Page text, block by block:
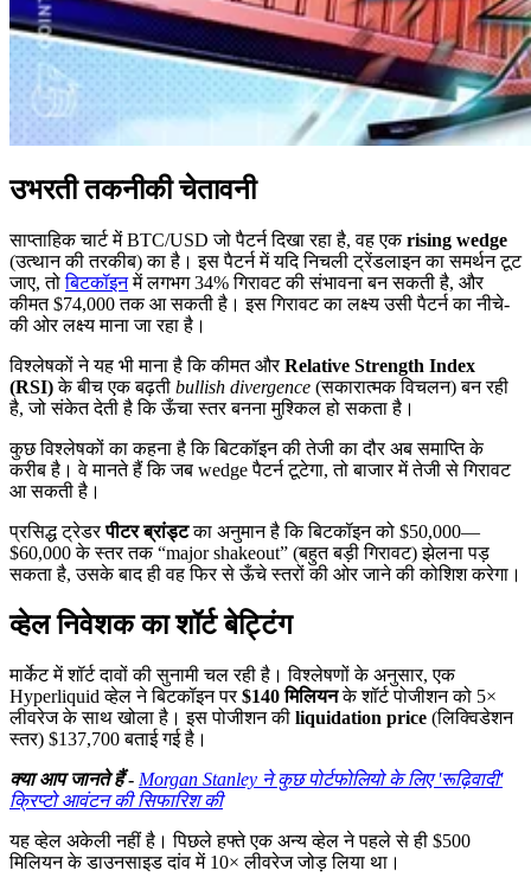
उभरती तकनीकी चेतावनी
साप्ताहिक चार्ट में BTC/USD जो पैटर्न दिखा रहा है, वह एकrising wedge
(उत्थान की तरकीब) का है। इस पैटर्न में यदि निचली ट्रेंडलाइन का समर्थन टूट
जाए, तोबिटकॉइनमें लगभग 34% गिरावट की संभावना बन सकती है, और
कीमत $74,000 तक आ सकती है। इस गिरावट का लक्ष्य उसी पैटर्न का नीचे-
की ओर लक्ष्य माना जा रहा है।
विश्लेषकों ने यह भी माना है कि कीमत औरRelative Strength Index
(RSI)के बीच एक बढ़ती bullish divergence (सकारात्मक विचलन) बन रही
है, जो संकेत देती है कि ऊँचा स्तर बनना मुश्किल हो सकता है।
कुछ विश्लेषकों का कहना है कि बिटकॉइन की तेजी का दौर अब समाप्ति के
करीब है। वे मानते हैं कि जब wedge पैटर्न टूटेगा, तो बाजार में तेजी से गिरावट
आ सकती है।
प्रसिद्ध ट्रेडरपीटर ब्रांड्टका अनुमान है कि बिटकॉइन को $50,000—
$60,000 के स्तर तक “major shakeout” (बहुत बड़ी गिरावट) झेलना पड़
सकता है, उसके बाद ही वह फिर से ऊँचे स्तरों की ओर जाने की कोशिश करेगा।
व्हेल निवेशक का शॉर्ट बेट्टिंग
मार्केट में शॉर्ट दावों की सुनामी चल रही है। विश्लेषणों के अनुसार, एक
Hyperliquid व्हेल ने बिटकॉइन पर$140 मिलियनके शॉर्ट पोजीशन को 5×
लीवरेज के साथ खोला है। इस पोजीशन की liquidation price (लिक्विडेशन
स्तर) $137,700 बताई गई है।
क्या आप जानते हैं- Morgan Stanley ने कुछ पोर्टफोलियो के लिए 'रूढ़िवादी'
क्रिप्टो आवंटन की सिफारिश की
यह व्हेल अकेली नहीं है। पिछले हफ्ते एक अन्य व्हेल ने पहले से ही $500
मिलियन के डाउनसाइड दांव में 10× लीवरेज जोड़ लिया था।